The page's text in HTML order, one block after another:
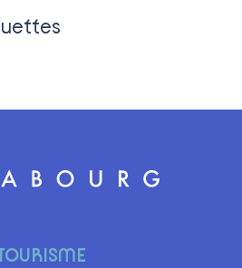
Logo Site officiel de Cabourg